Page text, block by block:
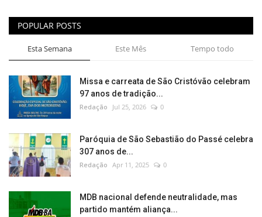
POPULAR POSTS
Esta Semana Este Mês Tempo todo
Missa e carreata de São Cristóvão celebram
97 anos de tradição...
Redação Jul 25, 2026 0
Paróquia de São Sebastião do Passé celebra
307 anos de...
Redação Apr 11, 2025 0
MDB nacional defende neutralidade, mas
partido mantém aliança...